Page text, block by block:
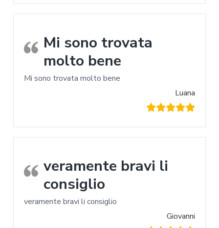
Mi sono trovata
molto bene
Mi sono trovata molto bene
Luana
veramente bravi li
consiglio
veramente bravi li consiglio
Giovanni